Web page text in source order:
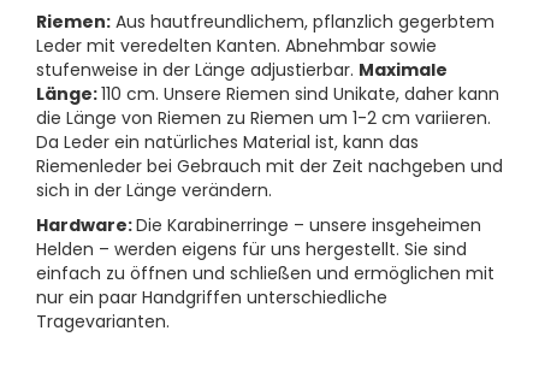
Riemen: Aus hautfreundlichem, pflanzlich gegerbtem
Leder mit veredelten Kanten. Abnehmbar sowie
stufenweise in der Länge adjustierbar. Maximale
Länge:110 cm. Unsere Riemen sind Unikate, daher kann
die Länge von Riemen zu Riemen um 1-2 cm variieren.
Da Leder ein natürliches Material ist, kann das
Riemenleder bei Gebrauch mit der Zeit nachgeben und
sich in der Länge verändern.
Hardware:Die Karabinerringe – unsere insgeheimen
Helden – werden eigens für uns hergestellt. Sie sind
einfach zu öffnen und schließen und ermöglichen mit
nur ein paar Handgriffen unterschiedliche
Tragevarianten.